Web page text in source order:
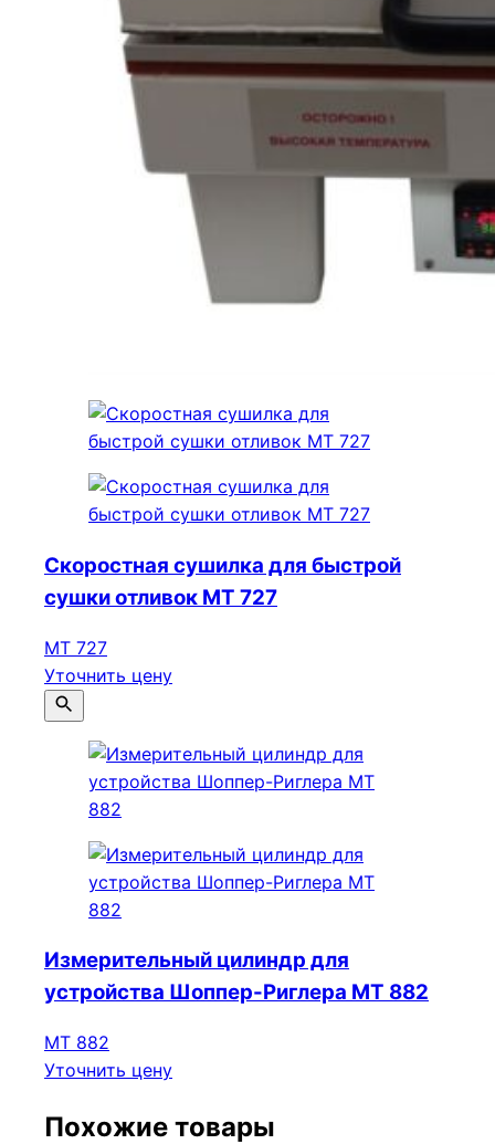
Скоростная сушилка для быстрой
сушки отливок МТ 727
МТ 727
Уточнить цену
Измерительный цилиндр для
устройства Шоппер-Риглера МТ 882
МТ 882
Уточнить цену
Похожие товары